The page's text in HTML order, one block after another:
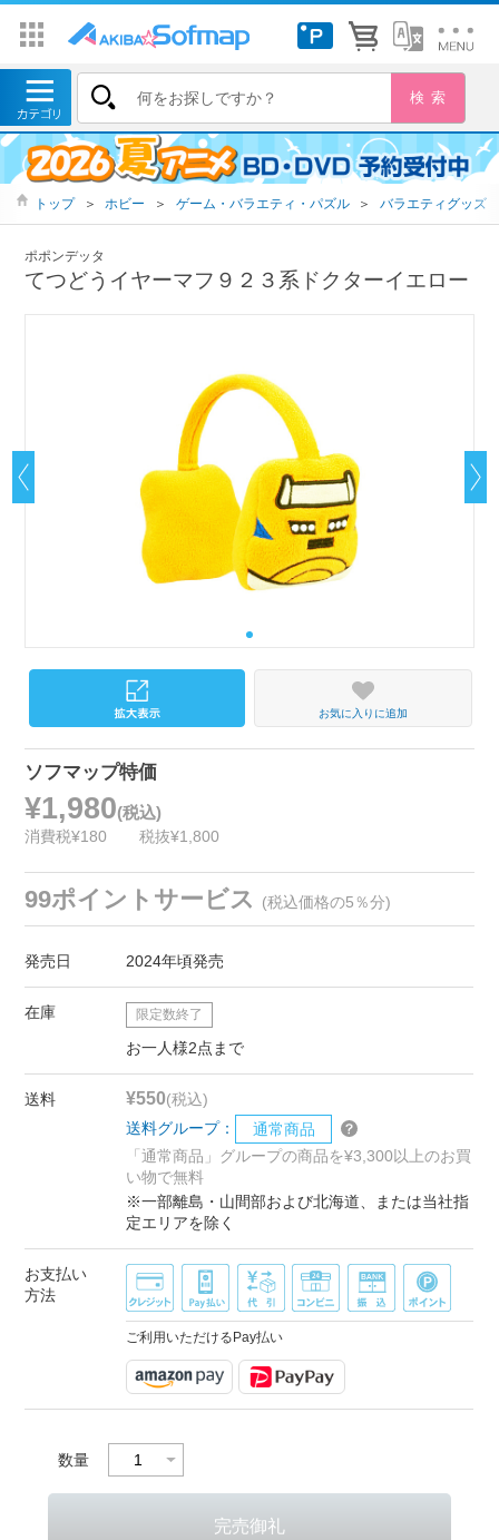
トップ ＞ ホビー ＞ ゲーム・バラエティ・パズル ＞ バラエティグッズ
ポポンデッタ
てつどうイヤーマフ９２３系ドクターイエロー
お気に入りに追加
ソフマップ特価
¥1,980(税込)
消費税¥180 税抜¥1,800
99ポイントサービス (税込価格の5％分)
発売日 2024年頃発売
在庫 限定数終了
お一人様2点まで
送料 ¥550(税込)
送料グループ：
通常商品
「通常商品」グループの商品を¥3,300以上のお買
い物で無料
※一部離島・山間部および北海道、または当社指
定エリアを除く
お支払い
方法
ご利用いただけるPay払い
数量